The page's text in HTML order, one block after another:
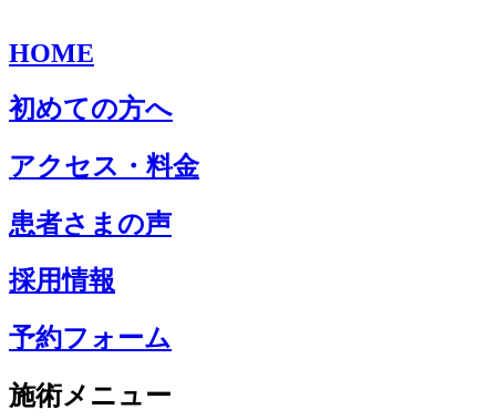
HOME
初めての方へ
アクセス・料金
患者さまの声
採用情報
予約フォーム
施術メニュー